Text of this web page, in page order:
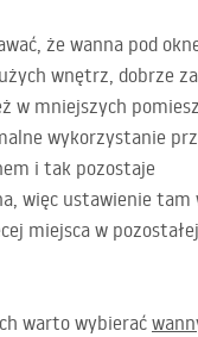
że wanna pod
wnętrz, dobrze
w mniejszych
wykorzystanie
i tak pozostaje
więc ustawienie tam
miejsca w
warto wybierać